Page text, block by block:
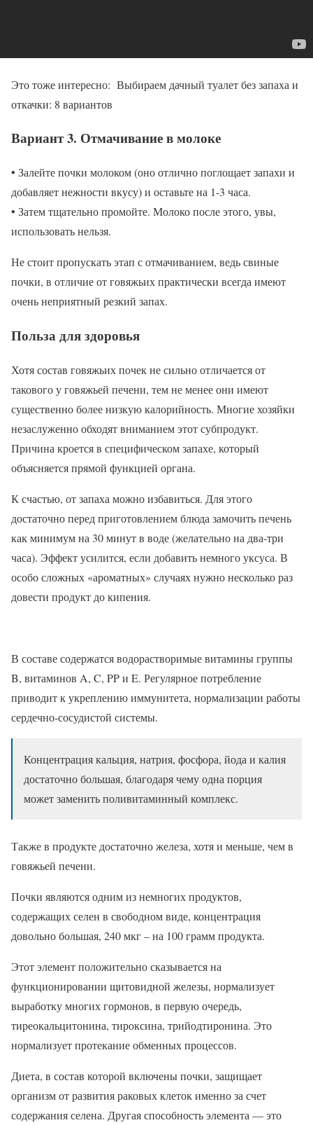
Это тоже интересно: Выбираем дачный туалет без запаха и
откачки: 8 вариантов
Вариант 3. Отмачивание в молоке
• Залейте почки молоком (оно отлично поглощает запахи и
добавляет нежности вкусу) и оставьте на 1-3 часа.
• Затем тщательно промойте. Молоко после этого, увы,
использовать нельзя.
Не стоит пропускать этап с отмачиванием, ведь свиные
почки, в отличие от говяжьих практически всегда имеют
очень неприятный резкий запах.
Польза для здоровья
Хотя состав говяжьих почек не сильно отличается от
такового у говяжьей печени, тем не менее они имеют
существенно более низкую калорийность. Многие хозяйки
незаслуженно обходят вниманием этот субпродукт.
Причина кроется в специфическом запахе, который
объясняется прямой функцией органа.
К счастью, от запаха можно избавиться. Для этого
достаточно перед приготовлением блюда замочить печень
как минимум на 30 минут в воде (желательно на два-три
часа). Эффект усилится, если добавить немного уксуса. В
особо сложных «ароматных» случаях нужно несколько раз
довести продукт до кипения.
В составе содержатся водорастворимые витамины группы
B, витаминов A, C, PP и E. Регулярное потребление
приводит к укреплению иммунитета, нормализации работы
сердечно-сосудистой системы.
Концентрация кальция, натрия, фосфора, йода и калия
достаточно большая, благодаря чему одна порция
может заменить поливитаминный комплекс.
Также в продукте достаточно железа, хотя и меньше, чем в
говяжьей печени.
Почки являются одним из немногих продуктов,
содержащих селен в свободном виде, концентрация
довольно большая, 240 мкг – на 100 грамм продукта.
Этот элемент положительно сказывается на
функционировании щитовидной железы, нормализует
выработку многих гормонов, в первую очередь,
тиреокальцитонина, тироксина, трийодтиронина. Это
нормализует протекание обменных процессов.
Диета, в состав которой включены почки, защищает
организм от развития раковых клеток именно за счет
содержания селена. Другая способность элемента — это